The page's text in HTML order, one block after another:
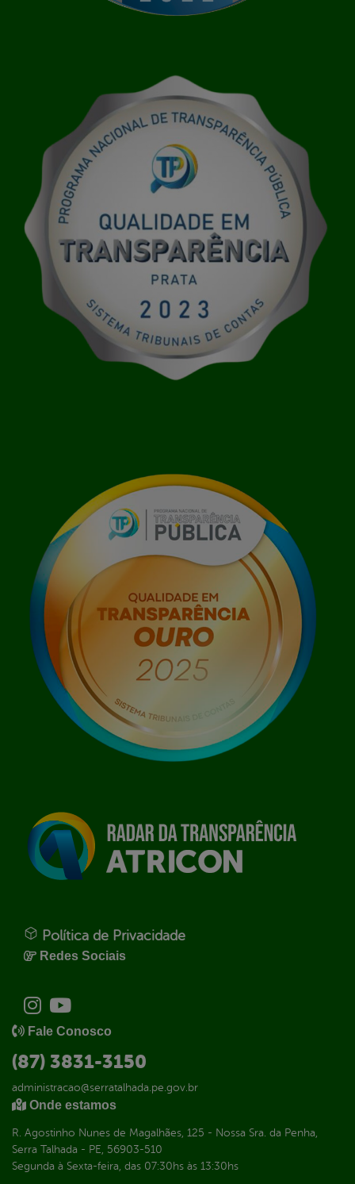
Política de Privacidade
Redes Sociais
Fale Conosco
(87) 3831-3150
administracao@serratalhada.pe.gov.br
Onde estamos
R. Agostinho Nunes de Magalhães, 125 - Nossa Sra. da Penha,
Serra Talhada - PE, 56903-510
Segunda à Sexta-feira, das 07:30hs às 13:30hs